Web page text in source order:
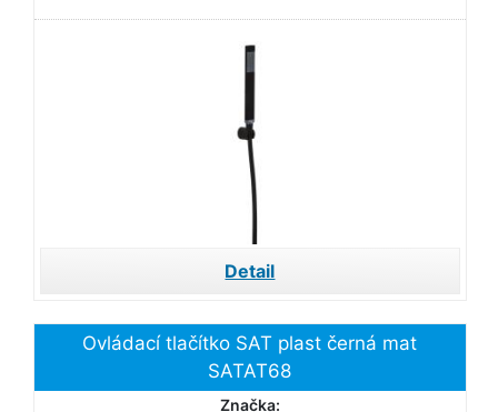
Detail
Ovládací tlačítko SAT plast černá mat
SATAT68
Značka: